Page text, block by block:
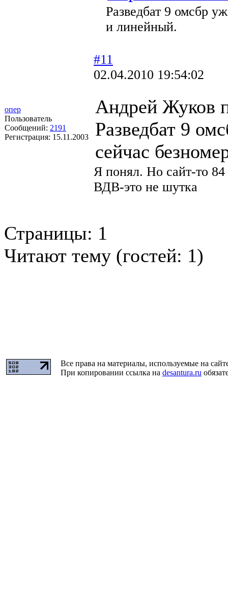
Разведбат 9 омсбр
и линейный.
опер
Пользователь
Сообщений: 2191
Регистрация: 15.11.2003
#11
02.04.2010 19:54:02
Андрей Жуков
Разведбат 9
сейчас
Я понял. Но сайт-то
ВДВ-это не шутка
Страницы: 1
Читают тему (гостей: 1)
Все права на материалы, используемые на
При копировании ссылка на desantura.ru